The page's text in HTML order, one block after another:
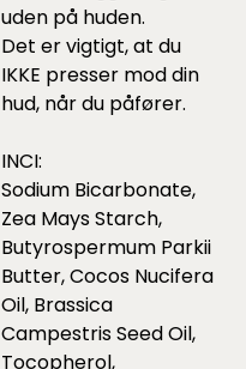
uden på huden.
Det er vigtigt, at du
IKKE presser mod din
hud, når du påfører.
INCI:
Sodium Bicarbonate,
Zea Mays Starch,
Butyrospermum Parkii
Butter, Cocos Nucifera
Oil, Brassica
Campestris Seed Oil,
Tocopherol,